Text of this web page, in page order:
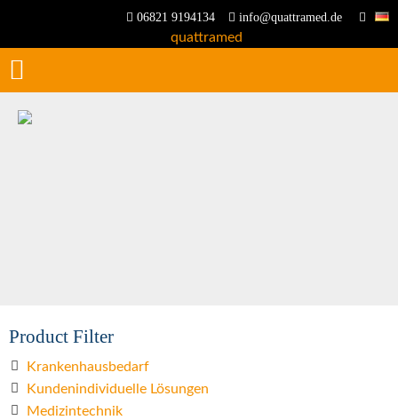
06821 9194134 info@quattramed.de
Product Filter
Krankenhausbedarf
Kundenindividuelle Lösungen
Medizintechnik